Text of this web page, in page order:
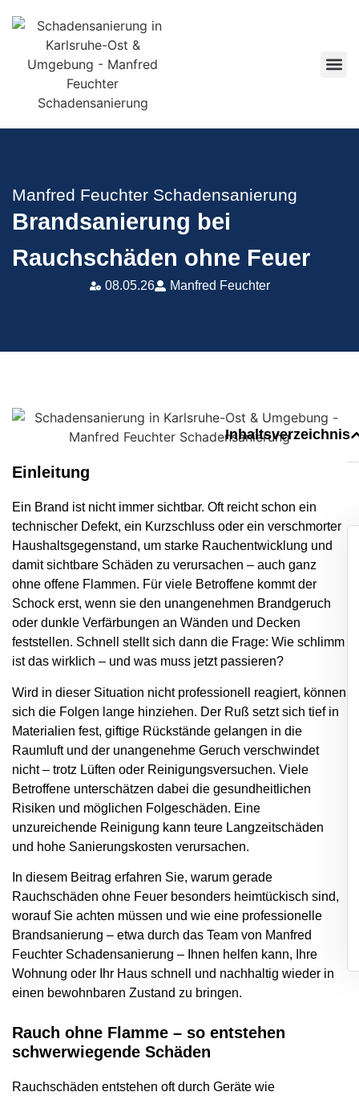
Manfred Feuchter Schadensanierung
Brandsanierung bei
Rauchschäden ohne Feuer
08.05.26 Manfred Feuchter
Einleitung
Ein Brand ist nicht immer sichtbar. Oft reicht schon ein
technischer Defekt, ein Kurzschluss oder ein verschmorter
Haushaltsgegenstand, um starke Rauchentwicklung und
damit sichtbare Schäden zu verursachen – auch ganz
ohne offene Flammen. Für viele Betroffene kommt der
Schock erst, wenn sie den unangenehmen Brandgeruch
oder dunkle Verfärbungen an Wänden und Decken
feststellen. Schnell stellt sich dann die Frage: Wie schlimm
ist das wirklich – und was muss jetzt passieren?
Wird in dieser Situation nicht professionell reagiert, können
sich die Folgen lange hinziehen. Der Ruß setzt sich tief in
Materialien fest, giftige Rückstände gelangen in die
Raumluft und der unangenehme Geruch verschwindet
nicht – trotz Lüften oder Reinigungsversuchen. Viele
Betroffene unterschätzen dabei die gesundheitlichen
Risiken und möglichen Folgeschäden. Eine
unzureichende Reinigung kann teure Langzeitschäden
und hohe Sanierungskosten verursachen.
In diesem Beitrag erfahren Sie, warum gerade
Rauchschäden ohne Feuer besonders heimtückisch sind,
worauf Sie achten müssen und wie eine professionelle
Brandsanierung – etwa durch das Team von Manfred
Feuchter Schadensanierung – Ihnen helfen kann, Ihre
Wohnung oder Ihr Haus schnell und nachhaltig wieder in
einen bewohnbaren Zustand zu bringen.
Rauch ohne Flamme – so entstehen
schwerwiegende Schäden
Rauchschäden entstehen oft durch Geräte wie
Inhaltsverzeichnis